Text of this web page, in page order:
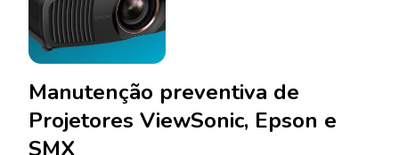
Manutenção preventiva de
Projetores ViewSonic, Epson e
SMX